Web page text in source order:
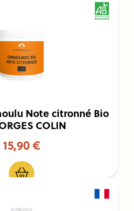
Note citronné Bio
COLIN
15,90 €